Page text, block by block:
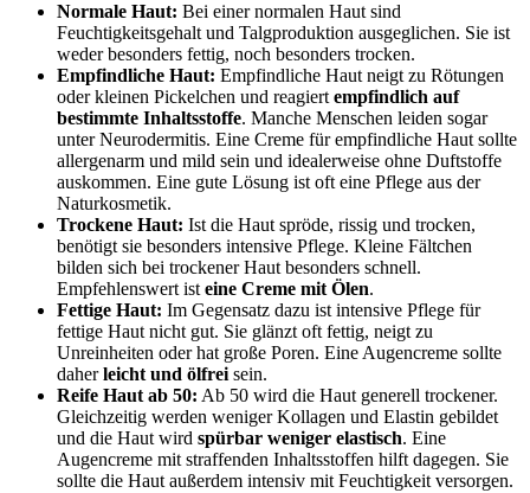
Normale Haut: Bei einer normalen Haut sind
Feuchtigkeitsgehalt und Talgproduktion ausgeglichen. Sie ist
weder besonders fettig, noch besonders trocken.
Empfindliche Haut: Empfindliche Haut neigt zu Rötungen
oder kleinen Pickelchen und reagiert empfindlich auf
bestimmte Inhaltsstoffe. Manche Menschen leiden sogar
unter Neurodermitis. Eine Creme für empfindliche Haut sollte
allergenarm und mild sein und idealerweise ohne Duftstoffe
auskommen. Eine gute Lösung ist oft eine Pflege aus der
Naturkosmetik.
Trockene Haut: Ist die Haut spröde, rissig und trocken,
benötigt sie besonders intensive Pflege. Kleine Fältchen
bilden sich bei trockener Haut besonders schnell.
Empfehlenswert ist eine Creme mit Ölen.
Fettige Haut: Im Gegensatz dazu ist intensive Pflege für
fettige Haut nicht gut. Sie glänzt oft fettig, neigt zu
Unreinheiten oder hat große Poren. Eine Augencreme sollte
daherleicht und ölfrei sein.
Reife Haut ab 50: Ab 50 wird die Haut generell trockener.
Gleichzeitig werden weniger Kollagen und Elastin gebildet
und die Haut wird spürbar weniger elastisch. Eine
Augencreme mit straffenden Inhaltsstoffen hilft dagegen. Sie
sollte die Haut außerdem intensiv mit Feuchtigkeit versorgen.